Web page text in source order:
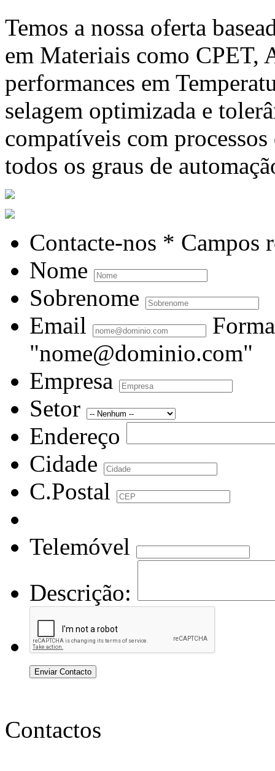
Temos a nossa oferta
em Materiais como CPET,
performances em
selagem optimizada e
compatíveis com
todos os graus de
Contacte-nos * Campos
Nome
Sobrenome
Email
"nome@dominio.com"
Empresa
Setor
Endereço
Cidade
C.Postal
Telemóvel
Descrição:
Enviar Contacto
Contactos